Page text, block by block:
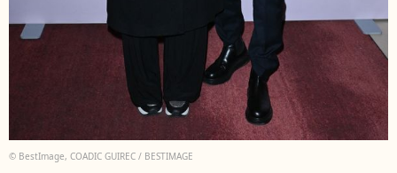
© BestImage, COADIC GUIREC / BESTIMAGE